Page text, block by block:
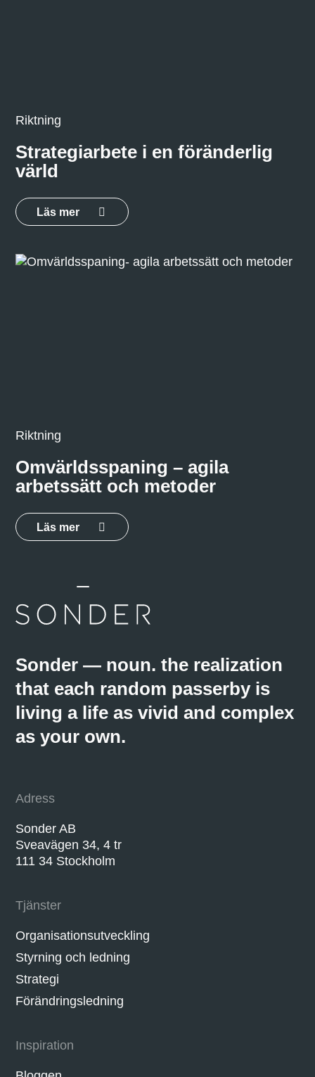
Riktning
Strategiarbete i en föränderlig
värld
Läs mer
Riktning
Omvärldsspaning – agila
arbetssätt och metoder
Läs mer
Sonder — noun. the realization
that each random passerby is
living a life as vivid and complex
as your own.
Adress
Sonder AB
Sveavägen 34, 4 tr
111 34 Stockholm
Tjänster
Organisationsutveckling
Styrning och ledning
Strategi
Förändringsledning
Inspiration